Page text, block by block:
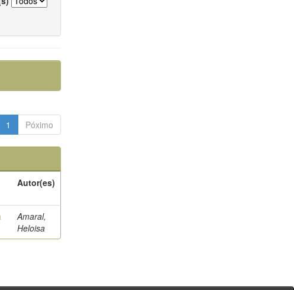
1 Póximo
Autor(es)
Amaral,
Heloisa